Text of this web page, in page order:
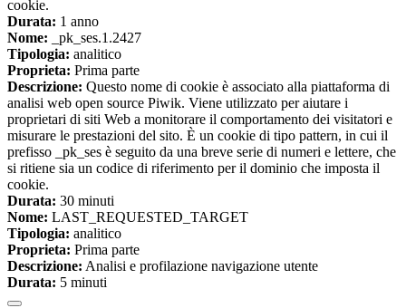
cookie.
Durata: 1 anno
Nome: _pk_ses.1.2427
Tipologia: analitico
Proprieta: Prima parte
Descrizione: Questo nome di cookie è associato alla piattaforma di
analisi web open source Piwik. Viene utilizzato per aiutare i
proprietari di siti Web a monitorare il comportamento dei visitatori e
misurare le prestazioni del sito. È un cookie di tipo pattern, in cui il
prefisso _pk_ses è seguito da una breve serie di numeri e lettere, che
si ritiene sia un codice di riferimento per il dominio che imposta il
cookie.
Durata: 30 minuti
Nome: LAST_REQUESTED_TARGET
Tipologia: analitico
Proprieta: Prima parte
Descrizione: Analisi e profilazione navigazione utente
Durata: 5 minuti